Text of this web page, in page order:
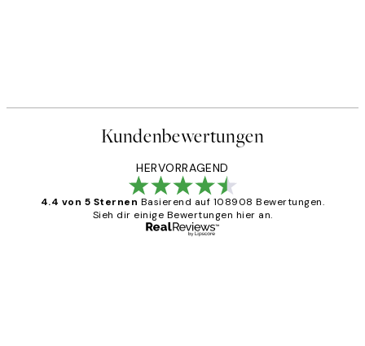
Kundenbewertungen
HERVORRAGEND
4.4 von 5 Sternen Basierend auf 108908 Bewertungen.
Sieh dir einige Bewertungen hier an.